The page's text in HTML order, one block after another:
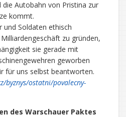
Autobahn von Pristina zur
kommt.
und Soldaten ethisch
zu gründen,
sie gerade mit
geworben
für uns selbst beantworten.
byznys/ostatni/povalecny-
des Warschauer Paktes